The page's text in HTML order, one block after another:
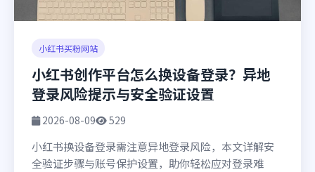
小红书买粉网站
小红书创作平台怎么换设备登录？异地
登录风险提示与安全验证设置
2026-08-09 529
小红书换设备登录需注意异地登录风险，本文详解安
全验证步骤与账号保护设置，助你轻松应对登录难